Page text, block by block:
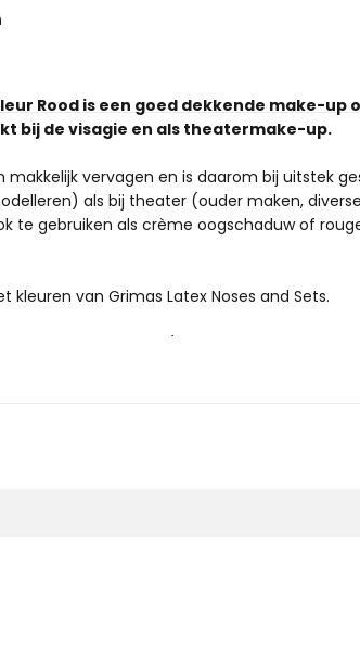
Rood is een goed dekkende make-up
bij de visagie en als theatermake-up.
vervagen en is daarom bij uitstek
als bij theater (ouder maken, diverse
te gebruiken als crème oogschaduw of
van Grimas Latex Noses and Sets.
(zoals bijvoorbeeld